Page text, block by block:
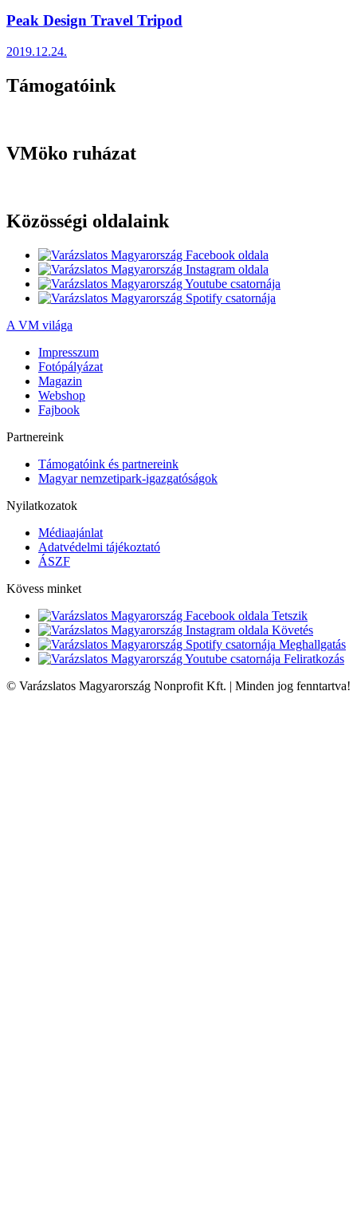
Peak Design Travel Tripod
2019.12.24.
Támogatóink
VMöko ruházat
Közösségi oldalaink
A VM világa
Impresszum
Fotópályázat
Magazin
Webshop
Fajbook
Partnereink
Támogatóink és partnereink
Magyar nemzetipark-igazgatóságok
Nyilatkozatok
Médiaajánlat
Adatvédelmi tájékoztató
ÁSZF
Kövess minket
Tetszik
Követés
Meghallgatás
Feliratkozás
© Varázslatos Magyarország Nonprofit Kft. | Minden jog fenntartva!